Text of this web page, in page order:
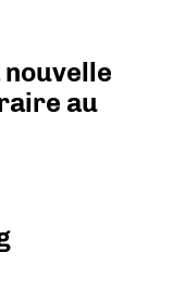
nouvelle
au